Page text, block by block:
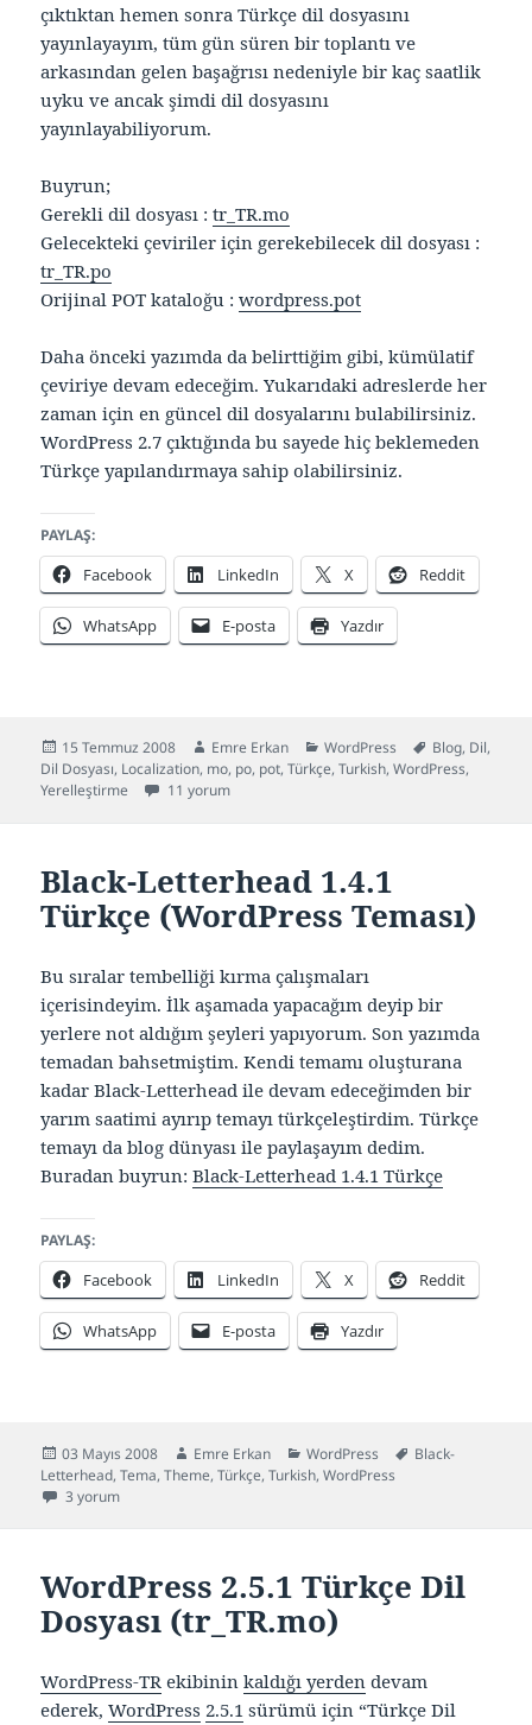
çıktıktan hemen sonra Türkçe dil dosyasını
yayınlayayım, tüm gün süren bir toplantı ve
arkasından gelen başağrısı nedeniyle bir kaç saatlik
uyku ve ancak şimdi dil dosyasını
yayınlayabiliyorum.
Buyrun;
Gerekli dil dosyası :tr_TR.mo
Gelecekteki çeviriler için gerekebilecek dil dosyası :
tr_TR.po
Orijinal POT kataloğu :wordpress.pot
Daha önceki yazımda da belirttiğim gibi, kümülatif
çeviriye devam edeceğim. Yukarıdaki adreslerde her
zaman için en güncel dil dosyalarını bulabilirsiniz.
WordPress 2.7 çıktığında bu sayede hiç beklemeden
Türkçe yapılandırmaya sahip olabilirsiniz.
PAYLAŞ:
Facebook LinkedIn X Reddit
WhatsApp E-posta Yazdır
Yayın
tarihi
15 Temmuz 2008 Yazar
Emre Erkan Kategoriler
WordPress Etiketler
Blog, Dil,
Dil Dosyası, Localization, mo, po, pot,Türkçe,Turkish,WordPress,
Yerelleştirme
WordPress 2.6 Türkçe Dil Dosyası (tr_TR.mo) için
11 yorum
Black-Letterhead 1.4.1
Türkçe (WordPress Teması)
Bu sıralar tembelliği kırma çalışmaları
içerisindeyim. İlk aşamada yapacağım deyip bir
yerlere not aldığım şeyleri yapıyorum. Son yazımda
temadan bahsetmiştim. Kendi temamı oluşturana
kadar Black-Letterhead ile devam edeceğimden bir
yarım saatimi ayırıp temayı türkçeleştirdim. Türkçe
temayı da blog dünyası ile paylaşayım dedim.
Buradan buyrun:Black-Letterhead 1.4.1 Türkçe
PAYLAŞ:
Facebook LinkedIn X Reddit
WhatsApp E-posta Yazdır
Yayın
tarihi
03 Mayıs 2008 Yazar
Emre Erkan Kategoriler
WordPress Etiketler
Black-
Letterhead,Tema,Theme,Türkçe,Turkish,WordPress
Black-Letterhead 1.4.1 Türkçe (WordPress Teması) için
3 yorum
WordPress 2.5.1 Türkçe Dil
Dosyası (tr_TR.mo)
WordPress-TR ekibininkaldığı yerden devam
ederek,WordPress 2.5.1 sürümü için “Türkçe Dil